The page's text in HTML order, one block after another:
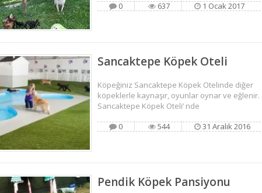
0
637 1 Ocak 2017
Sancaktepe Köpek Oteli
Köpeğiniz Sancaktepe Köpek Otelinde diğer
köpeklerle kaynaşır, oyunlar oynar ve eğlenir.
Sancaktepe Köpek Oteli’ nde
0
544 31 Aralık 2016
Pendik Köpek Pansiyonu